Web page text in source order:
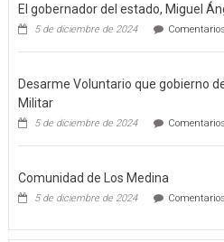
El gobernador del estado, Miguel
5 de diciembre de 2024
Desarme Voluntario que gobierno
Militar
5 de diciembre de 2024
Comunidad de Los Medina
5 de diciembre de 2024